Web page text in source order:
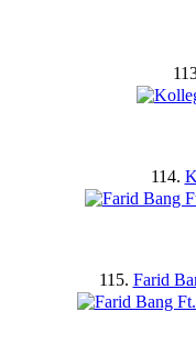
114.
115. Farid